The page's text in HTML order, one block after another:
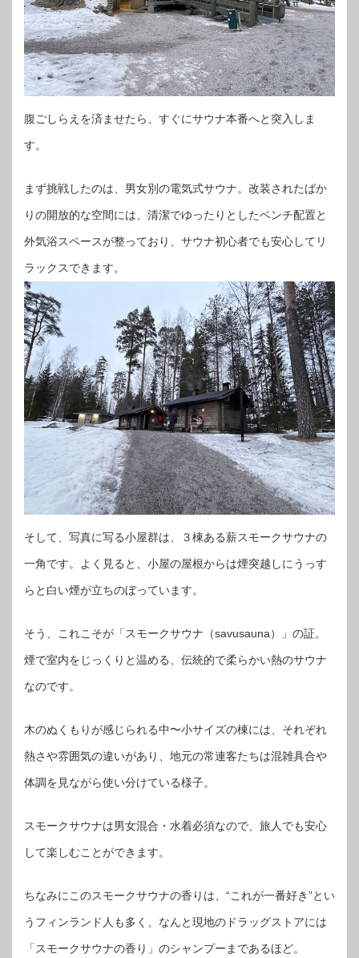
腹ごしらえを済ませたら、すぐにサウナ本番へと突入しま
す。
まず挑戦したのは、男女別の電気式サウナ。改装されたばか
りの開放的な空間には、清潔でゆったりとしたベンチ配置と
外気浴スペースが整っており、サウナ初心者でも安心してリ
ラックスできます。
そして、写真に写る小屋群は、３棟ある薪スモークサウナの
一角です。よく見ると、小屋の屋根からは煙突越しにうっす
らと白い煙が立ちのぼっています。
そう、これこそが「スモークサウナ（savusauna）」の証。
煙で室内をじっくりと温める、伝統的で柔らかい熱のサウナ
なのです。
木のぬくもりが感じられる中〜小サイズの棟には、それぞれ
熱さや雰囲気の違いがあり、地元の常連客たちは混雑具合や
体調を見ながら使い分けている様子。
スモークサウナは男女混合・水着必須なので、旅人でも安心
して楽しむことができます。
ちなみにこのスモークサウナの香りは、“これが一番好き”とい
うフィンランド人も多く、なんと現地のドラッグストアには
「スモークサウナの香り」のシャンプーまであるほど。